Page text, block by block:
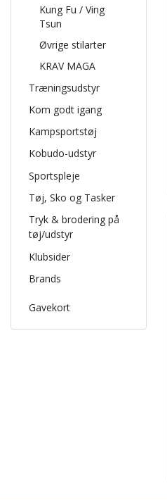
Kung Fu / Ving
Tsun
Øvrige stilarter
KRAV MAGA
Træningsudstyr
Kom godt igang
Kampsportstøj
Kobudo-udstyr
Sportspleje
Tøj, Sko og Tasker
Tryk & brodering på
tøj/udstyr
Klubsider
Brands
Gavekort